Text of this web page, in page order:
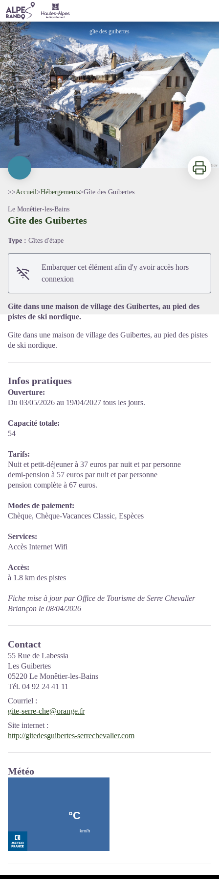
Gîte des Guibertes
gîte des guibertes
Imprimer
>>Accueil>Hébergements>Gîte des Guibertes
Le Monêtier-les-Bains
Gîte des Guibertes
Type : Gîtes d'étape
Embarquer cet élément afin d'y avoir accès hors
connexion
Gite dans une maison de village des Guibertes, au pied des
pistes de ski nordique.
Gite dans une maison de village des Guibertes, au pied des pistes
de ski nordique.
Infos pratiques
Ouverture:
Du 03/05/2026 au 19/04/2027 tous les jours.
Capacité totale:
54
Tarifs:
Nuit et petit-déjeuner à 37 euros par nuit et par personne
demi-pension à 57 euros par nuit et par personne
pension complète à 67 euros.
Modes de paiement:
Chèque, Chèque-Vacances Classic, Espèces
Services:
Accès Internet Wifi
Accès:
à 1.8 km des pistes
Fiche mise à jour par Office de Tourisme de Serre Chevalier
Briançon le 08/04/2026
Contact
55 Rue de Labessia
Les Guibertes
05220 Le Monêtier-les-Bains
Tél. 04 92 24 41 11
Courriel :
gite-serre-che@orange.fr
Site internet:
http://gitedesguibertes-serrechevalier.com
Météo